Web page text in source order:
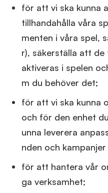
för att vi ska kunna
tillhandahålla våra
menten i våra spel,
r), säkerställa att
aktiveras i spelen
m du behöver det;
för att vi ska kunna
och för den enhet
unna leverera
nden och
för att hantera vår
ga verksamhet;